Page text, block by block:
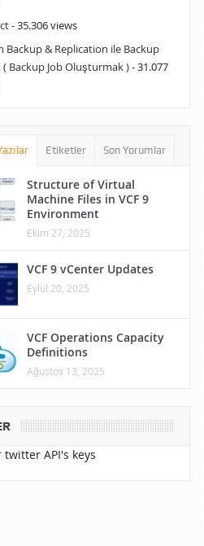
- 35.306 views
Backup & Replication ile Backup
( Backup Job Oluşturmak )- 31.077
Etiketler Son Yorumlar
Structure of Virtual
Machine Files in VCF 9
Environment
Ekim 27, 2025
VCF 9 vCenter Updates
Eylül 20, 2025
VCF Operations Capacity
Definitions
Ağustos 13, 2025
twitter API's keys